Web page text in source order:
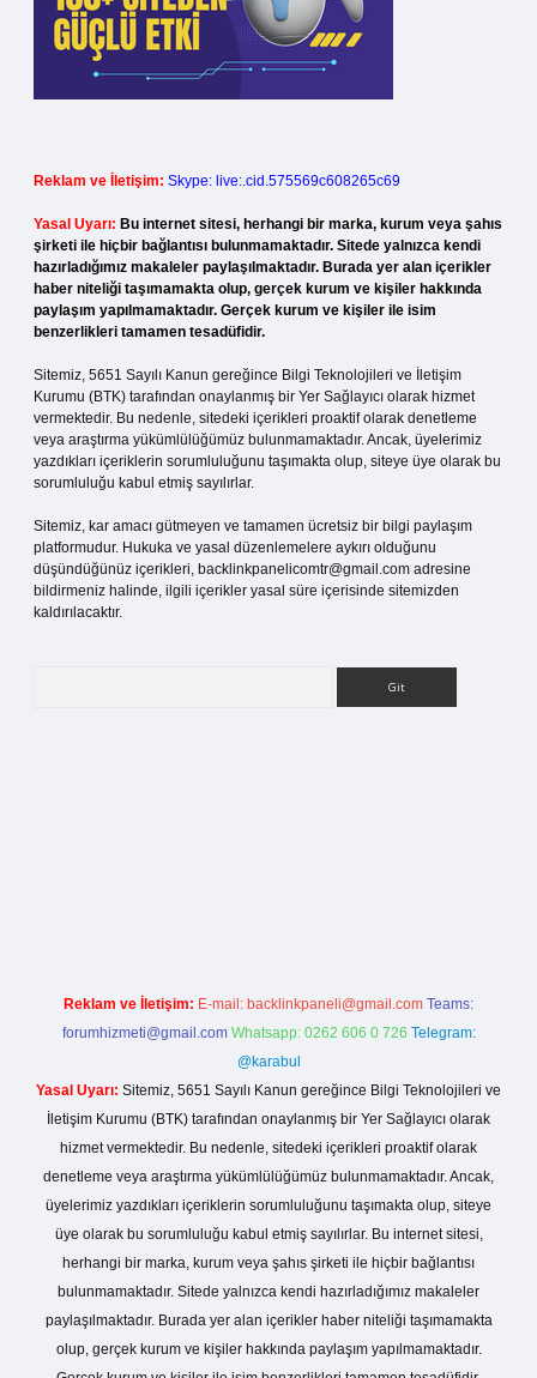
Reklam ve İletişim: Skype: live:.cid.575569c608265c69
Yasal Uyarı: Bu internet sitesi, herhangi bir marka, kurum veya şahıs
şirketi ile hiçbir bağlantısı bulunmamaktadır. Sitede yalnızca kendi
hazırladığımız makaleler paylaşılmaktadır. Burada yer alan içerikler
haber niteliği taşımamakta olup, gerçek kurum ve kişiler hakkında
paylaşım yapılmamaktadır. Gerçek kurum ve kişiler ile isim
benzerlikleri tamamen tesadüfidir.
Sitemiz, 5651 Sayılı Kanun gereğince Bilgi Teknolojileri ve İletişim
Kurumu (BTK) tarafından onaylanmış bir Yer Sağlayıcı olarak hizmet
vermektedir. Bu nedenle, sitedeki içerikleri proaktif olarak denetleme
veya araştırma yükümlülüğümüz bulunmamaktadır. Ancak, üyelerimiz
yazdıkları içeriklerin sorumluluğunu taşımakta olup, siteye üye olarak bu
sorumluluğu kabul etmiş sayılırlar.
Sitemiz, kar amacı gütmeyen ve tamamen ücretsiz bir bilgi paylaşım
platformudur. Hukuka ve yasal düzenlemelere aykırı olduğunu
düşündüğünüz içerikleri, backlinkpanelicomtr@gmail.com adresine
bildirmeniz halinde, ilgili içerikler yasal süre içerisinde sitemizden
kaldırılacaktır.
Reklam ve İletişim: E-mail: backlinkpaneli@gmail.com Teams:
forumhizmeti@gmail.com Whatsapp: 0262 606 0 726 Telegram:
@karabul
Yasal Uyarı: Sitemiz, 5651 Sayılı Kanun gereğince Bilgi Teknolojileri ve
İletişim Kurumu (BTK) tarafından onaylanmış bir Yer Sağlayıcı olarak
hizmet vermektedir. Bu nedenle, sitedeki içerikleri proaktif olarak
denetleme veya araştırma yükümlülüğümüz bulunmamaktadır. Ancak,
üyelerimiz yazdıkları içeriklerin sorumluluğunu taşımakta olup, siteye
üye olarak bu sorumluluğu kabul etmiş sayılırlar. Bu internet sitesi,
herhangi bir marka, kurum veya şahıs şirketi ile hiçbir bağlantısı
bulunmamaktadır. Sitede yalnızca kendi hazırladığımız makaleler
paylaşılmaktadır. Burada yer alan içerikler haber niteliği taşımamakta
olup, gerçek kurum ve kişiler hakkında paylaşım yapılmamaktadır.